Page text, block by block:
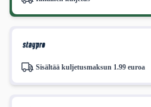
Sisältää kuljetusmaksun 1.99 euroa